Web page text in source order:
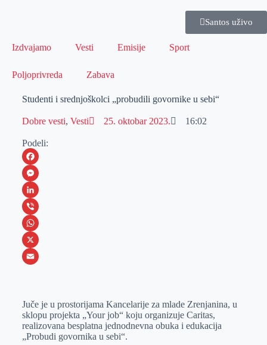
Santos uživo
Izdvajamo Vesti Emisije Sport
Poljoprivreda Zabava
Studenti i srednjoškolci „probudili govornike u sebi“
Dobre vesti, Vesti 25. oktobar 2023. 16:02
Podeli:
F
a
c
e
b
o
M
e
s
s
e
e
r
L
i
n
k
I
n
V
i
b
W
h
s
A
p
X
a
i
l
Juče je u prostorijama Kancelarije za mlade Zrenjanina, u
sklopu projekta „Your job“ koju organizuje Caritas,
realizovana besplatna jednodnevna obuka i edukacija
„Probudi govornika u sebi“.